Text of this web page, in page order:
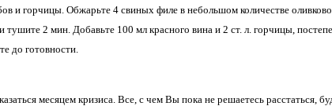
и горчицы. Обжарьте 4 свиных филе в небольшом количестве
тушите 2 мин. Добавьте 100 мл красного вина и 2 ст. л. горчицы,
до готовности.
месяцем кризиса. Все, с чем Вы пока не решаетесь расстаться,